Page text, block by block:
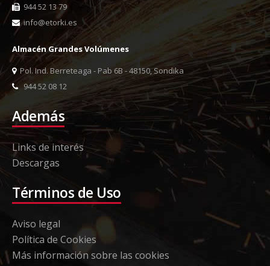
944 52 13 79
info@etorki.es
Almacén Grandes Volúmenes
Pol. Ind. Berreteaga - Pab 6B - 48150, Sondika
944 52 08 12
Además
Links de interés
Descargas
Términos de Uso
Aviso legal
Política de Cookies
Más información sobre las cookies